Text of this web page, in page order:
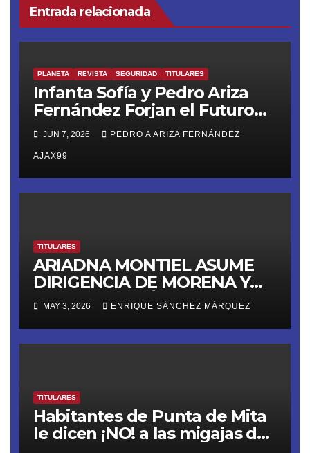
Entrada relacionada
PLANETA REVISTA SEGURIDAD TITULARES
Infanta Sofía y Pedro Ariza
Fernández Forjan el Futuro
de la Soberanía Real
JUN 7, 2026 PEDRO A ARIZA FERNÁNDEZ
AJAX99
TITULARES
ARIADNA MONTIEL ASUME
DIRIGENCIA DE MORENA Y
LANZA ULTIMÁTUM RUMBO
AL 2027
MAY 3, 2026 ENRIQUE SÁNCHEZ MÁRQUEZ
TITULARES
Habitantes de Punta de Mita
le dicen ¡NO! a las migajas de